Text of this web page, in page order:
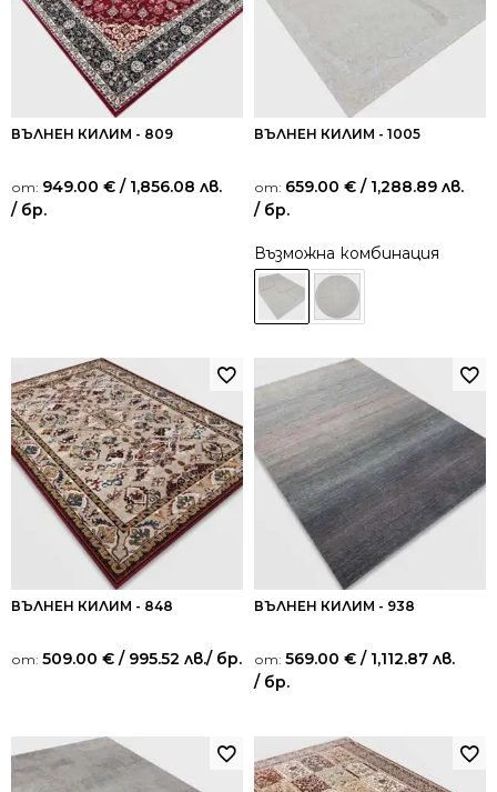
ВЪЛНЕН КИЛИМ - 809
от: 949.00 € / 1,856.08 лв.
/ бр.
ВЪЛНЕН КИЛИМ - 1005
от: 659.00 € / 1,288.89 лв.
/ бр.
Възможна комбинация
ВЪЛНЕН КИЛИМ - 848
от: 509.00 € / 995.52 лв./ бр.
ВЪЛНЕН КИЛИМ - 938
от: 569.00 € / 1,112.87 лв.
/ бр.